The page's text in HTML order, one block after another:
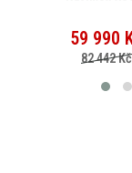
59 990
82 442 Kč